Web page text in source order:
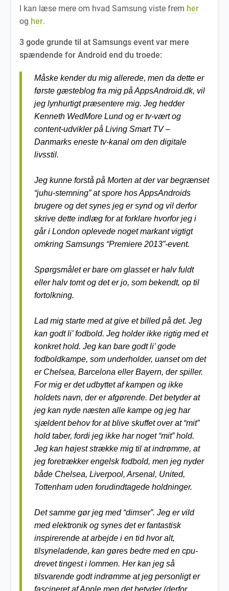
I kan læse mere om hvad Samsung viste frem her
og her.
3 gode grunde til at Samsungs event var mere
spændende for Android end du troede:
Måske kender du mig allerede, men da dette er
første gæsteblog fra mig på AppsAndroid.dk, vil
jeg lynhurtigt præsentere mig. Jeg hedder
Kenneth WedMore Lund og er tv-vært og
content-udvikler på Living Smart TV –
Danmarks eneste tv-kanal om den digitale
livsstil.
Jeg kunne forstå på Morten at der var begrænset
“juhu-stemning” at spore hos AppsAndroids
brugere og det synes jeg er synd og vil derfor
skrive dette indlæg for at forklare hvorfor jeg i
går i London oplevede noget markant vigtigt
omkring Samsungs “Premiere 2013”-event.
Spørgsmålet er bare om glasset er halv fuldt
eller halv tomt og det er jo, som bekendt, op til
fortolkning.
Lad mig starte med at give et billed på det. Jeg
kan godt li’ fodbold. Jeg holder ikke rigtig med et
konkret hold. Jeg kan bare godt li’ gode
fodboldkampe, som underholder, uanset om det
er Chelsea, Barcelona eller Bayern, der spiller.
For mig er det udbyttet af kampen og ikke
holdets navn, der er afgørende. Det betyder at
jeg kan nyde næsten alle kampe og jeg har
sjældent behov for at blive skuffet over at “mit”
hold taber, fordi jeg ikke har noget “mit” hold.
Jeg kan højest strække mig til at indrømme, at
jeg foretrækker engelsk fodbold, men jeg nyder
både Chelsea, Liverpool, Arsenal, United,
Tottenham uden forudindtagede holdninger.
Det samme gør jeg med “dimser”. Jeg er vild
med elektronik og synes det er fantastisk
inspirerende at arbejde i en tid hvor alt,
tilsyneladende, kan gøres bedre med en cpu-
drevet tingest i lommen. Her kan jeg så
tilsvarende godt indrømme at jeg personligt er
fascineret af Apple men det betyder (derfor